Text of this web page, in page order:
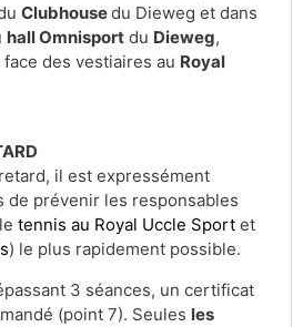
Clubhousedu Dieweg et dans
hall Omnisport du Dieweg,
des vestiaires au Royal
il est expressément
de prévenir les responsables
tennis au Royal Uccle Sport et
) le plus rapidement possible.
3 séances, un certificat
(point 7). Seules les